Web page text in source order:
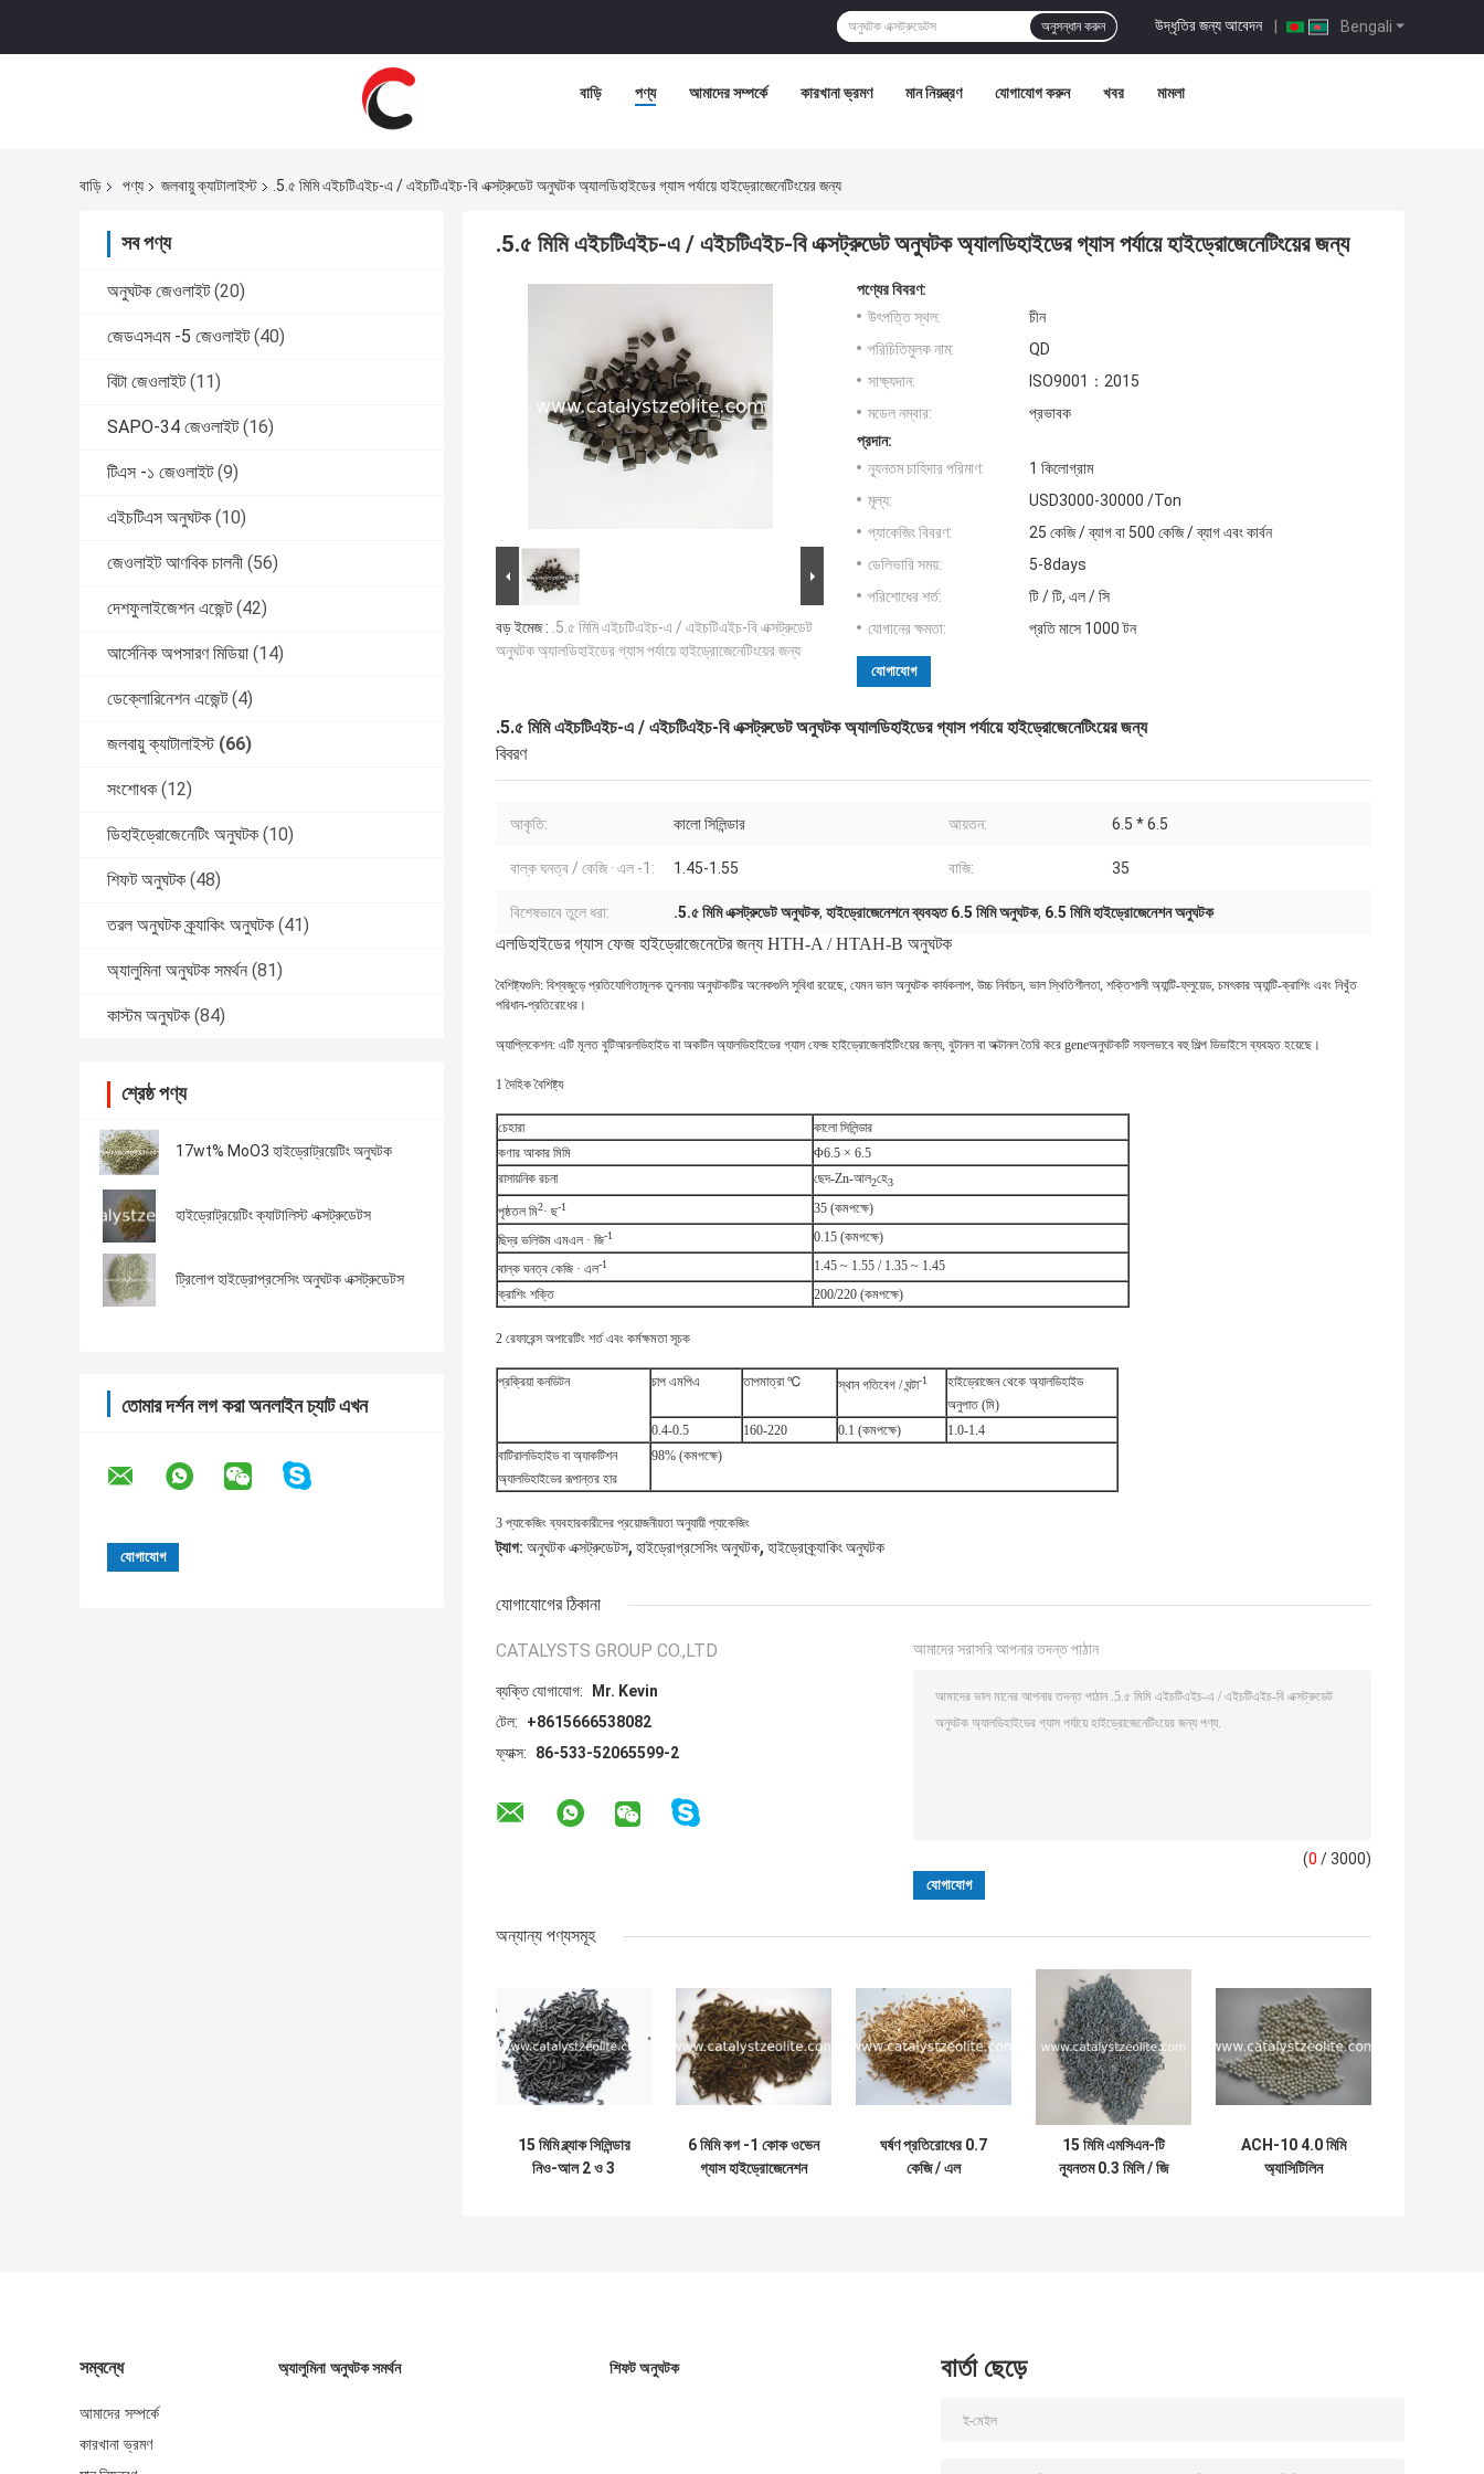
Bengali
উদ্ধৃতির জন্য আবেদন |
অনুসন্ধান করুন
বাড়ি পণ্য আমাদের সম্পর্কে কারখানা ভ্রমণ মান নিয়ন্ত্রণ যোগাযোগ করুন খবর মামলা
বাড়ি পণ্য জলবায়ু ক্যাটালাইস্ট .5.৫ মিমি এইচটিএইচ-এ / এইচটিএইচ-বি এক্সট্রুডেট অনুঘটক অ্যালডিহাইডের গ্যাস পর্যায়ে হাইড্রোজেনেটিংয়ের জন্য
সব পণ্য
অনুঘটক জেওলাইট (20)
জেডএসএম -5 জেওলাইট (40)
বিটা জেওলাইট (11)
SAPO-34 জেওলাইট (16)
টিএস -১ জেওলাইট (9)
এইচটিএস অনুঘটক (10)
জেওলাইট আণবিক চালনী (56)
দেশফুলাইজেশন এজেন্ট (42)
আর্সেনিক অপসারণ মিডিয়া (14)
ডেক্লোরিনেশন এজেন্ট (4)
জলবায়ু ক্যাটালাইস্ট (66)
সংশোধক (12)
ডিহাইড্রোজেনেটিং অনুঘটক (10)
শিফট অনুঘটক (48)
তরল অনুঘটক ক্র্যাকিং অনুঘটক (41)
অ্যালুমিনা অনুঘটক সমর্থন (81)
কাস্টম অনুঘটক (84)
শ্রেষ্ঠ পণ্য
17wt% MoO3 হাইড্রোট্রয়েটিং অনুঘটক
হাইড্রোট্রয়েটিং ক্যাটালিস্ট এক্সট্রুডেটস
ট্রিলোপ হাইড্রোপ্রসেসিং অনুঘটক এক্সট্রুডেটস
তোমার দর্শন লগ করা অনলাইন চ্যাট এখন
.5.৫ মিমি এইচটিএইচ-এ / এইচটিএইচ-বি এক্সট্রুডেট অনুঘটক অ্যালডিহাইডের গ্যাস পর্যায়ে হাইড্রোজেনেটিংয়ের জন্য
বড় ইমেজ : .5.৫ মিমি এইচটিএইচ-এ / এইচটিএইচ-বি এক্সট্রুডেট
অনুঘটক অ্যালডিহাইডের গ্যাস পর্যায়ে হাইড্রোজেনেটিংয়ের জন্য
পণ্যের বিবরণ:
উৎপত্তি স্থল:
চীন
পরিচিতিমুলক নাম:
QD
সাক্ষ্যদান:
ISO9001：2015
মডেল নম্বার:
প্রভাবক
প্রদান:
ন্যূনতম চাহিদার পরিমাণ:
1 কিলোগ্রাম
মূল্য:
USD3000-30000 /Ton
প্যাকেজিং বিবরণ:
25 কেজি / ব্যাগ বা 500 কেজি / ব্যাগ এবং কার্বন
ডেলিভারি সময়:
5-8days
পরিশোধের শর্ত:
টি / টি, এল / সি
যোগানের ক্ষমতা:
প্রতি মাসে 1000 টন
যোগাযোগ
.5.৫ মিমি এইচটিএইচ-এ / এইচটিএইচ-বি এক্সট্রুডেট অনুঘটক অ্যালডিহাইডের গ্যাস পর্যায়ে হাইড্রোজেনেটিংয়ের জন্য
বিবরণ
আকৃতি: কালো সিলিন্ডার আয়তন: 6.5 * 6.5
বাল্ক ঘনত্ব / কেজি · এল -1: 1.45-1.55 বাজি: 35
বিশেষভাবে তুলে ধরা: .5.৫ মিমি এক্সট্রুডেট অনুঘটক, হাইড্রোজেনেশনে ব্যবহৃত 6.5 মিমি অনুঘটক, 6.5 মিমি হাইড্রোজেনেশন অনুঘটক
এলডিহাইডের গ্যাস ফেজ হাইড্রোজেনেটের জন্য HTH-A / HTAH-B অনুঘটক
বৈশিষ্ট্যগুলি: বিশ্বজুড়ে প্রতিযোগিতামূলক তুলনায় অনুঘটকটির অনেকগুলি সুবিধা রয়েছে, যেমন ভাল অনুঘটক কার্যকলাপ, উচ্চ নির্বাচন, ভাল স্থিতিশীলতা, শক্তিশালী অ্যান্টি-ফ্লুয়েড, চমৎকার অ্যান্টি-ক্রাশিং এবং নিখুঁত
পরিধান-প্রতিরোধের।
অ্যাপ্লিকেশন: এটি মূলত বুটিআরলডিহাইড বা অকটিন অ্যালডিহাইডের গ্যাস ফেজ হাইড্রোজেনাইটিংয়ের জন্য, বুটানল বা অক্টানল তৈরি করে geneঅনুঘটকটি সফলভাবে বহু শিল্প ডিভাইসে ব্যবহৃত হয়েছে।
1 দৈহিক বৈশিষ্ট্য
চেহারা
কালো সিলিন্ডার
কণার আকার মিমি
Φ6.5 × 6.5
রাসায়নিক রচনা
ছেদ-Zn-আল2হে3
পৃষ্ঠতল মি2· ছ-1 35 (কমপক্ষে)
ছিদ্র ভলিউম এমএল · জি-1 0.15 (কমপক্ষে)
বাল্ক ঘনত্ব কেজি · এল-1
1.45 ~ 1.55 / 1.35 ~ 1.45
ক্রাশিং শক্তি
200/220 (কমপক্ষে)
2 রেফারেন্স অপারেটিং শর্ত এবং কর্মক্ষমতা সূচক
প্রক্রিয়া কনডিটন চাপ এমপিএ তাপমাত্রা ℃ স্থান গতিবেগ / ঘন্টা-1
হাইড্রোজেন থেকে অ্যালডিহাইড
অনুপাত (মি)
0.4-0.5
160-220 0.1 (কমপক্ষে)
1.0-1.4
বাটিরালডিহাইড বা অ্যাকটিশন
অ্যালডিহাইডের রূপান্তর হার
98% (কমপক্ষে)
3 প্যাকেজিং ব্যবহারকারীদের প্রয়োজনীয়তা অনুযায়ী প্যাকেজিং
ট্যাগ: অনুঘটক এক্সট্রুডেটস, হাইড্রোপ্রসেসিং অনুঘটক, হাইড্রোক্র্যাকিং অনুঘটক
যোগাযোগের ঠিকানা
CATALYSTS GROUP CO.,LTD
ব্যক্তি যোগাযোগ:
Mr. Kevin
টেল:
+8615666538082
ফ্যাক্স:
86-533-52065599-2
আমাদের সরাসরি আপনার তদন্ত পাঠান
(0 / 3000)
অন্যান্য পণ্যসমূহ
15 মিমি ব্ল্যাক সিলিন্ডার
নিও-আল 2 ও 3
6 মিমি কগ -1 কোক ওভেন
গ্যাস হাইড্রোজেনেশন
ঘর্ষণ প্রতিরোধের 0.7
কেজি / এল
15 মিমি এমসিএন-টি
ন্যূনতম 0.3 মিলি / জি
ACH-10 4.0 মিমি
অ্যাসিটিলিন
সম্বন্ধে
আমাদের সম্পর্কে
কারখানা ভ্রমণ
অ্যালুমিনা অনুঘটক সমর্থন শিফট অনুঘটক বার্তা ছেড়ে